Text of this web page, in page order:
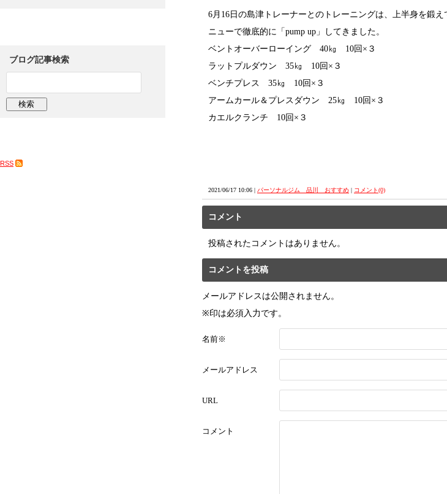
6月16日の島津トレーナーとのトレーニングは、上半身を鍛
ニューで徹底的に「pump up」してきました。
ベントオーバーローイング 40㎏ 10回×３
ラットプルダウン 35㎏ 10回×３
ベンチプレス 35㎏ 10回×３
アームカール＆プレスダウン 25㎏ 10回×３
カエルクランチ 10回×３
2021/06/17 10:06 | パーソナルジム 品川 おすすめ | コメント(0)
コメント
投稿されたコメントはありません。
コメントを投稿
メールアドレスは公開されません。
※印は必須入力です。
名前※
メールアドレス
URL
コメント
ブログ記事検索
RSS